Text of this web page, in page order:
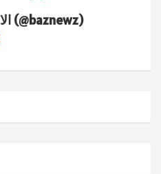
— وكالة BAZ الاخبارية (@baznewz)